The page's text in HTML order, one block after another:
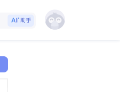
助手